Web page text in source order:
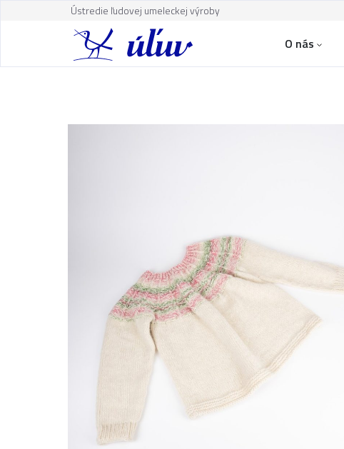
Ústredie ľudovej umeleckej výroby
O nás